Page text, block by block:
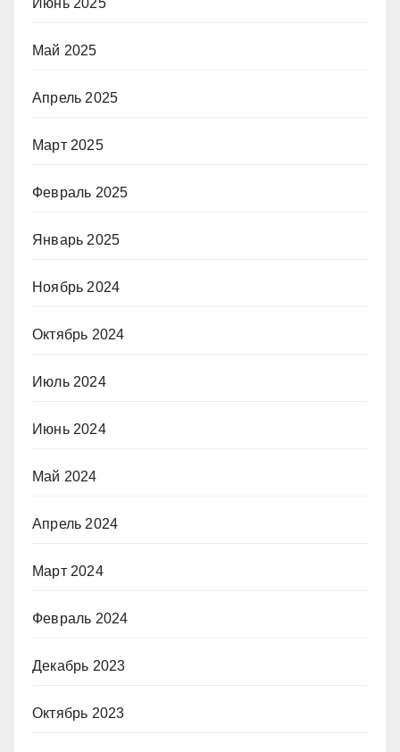
Июнь 2025
Май 2025
Апрель 2025
Март 2025
Февраль 2025
Январь 2025
Ноябрь 2024
Октябрь 2024
Июль 2024
Июнь 2024
Май 2024
Апрель 2024
Март 2024
Февраль 2024
Декабрь 2023
Октябрь 2023